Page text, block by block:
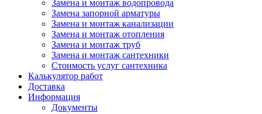
Замена и монтаж водопровода
Замена запорной арматуры
Замена и монтаж канализации
Замена и монтаж отопления
Замена и монтаж труб
Замена и монтаж сантехники
Стоимость услуг сантехника
Калькулятор работ
Доставка
Информация
Документы